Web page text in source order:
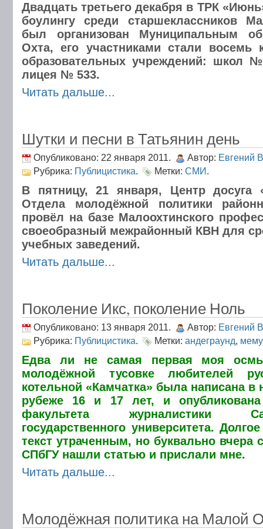
Двадцать третьего декабря в ТРК
боулингу среди старшеклассников
был организован Муниципальным
Охта, его участниками стали восемь
образовательных учреждений:
лицея № 533.
Читать дальше...
Шутки и песни в Татьянин день
Опубликовано: 22 января 2011. Автор: Евгений
Рубрика: Публицистика. Метки: СМИ.
В пятницу, 21 января, Центр досуга
Отдела молодёжной политики
провёл на базе Малоохтинского
своеобразный межрайонный КВН для
учебных заведений.
Читать дальше...
Поколение Икс, поколение Ноль
Опубликовано: 13 января 2011. Автор: Евгений
Рубрика: Публицистика. Метки: андеграунд,
Едва ли не самая первая моя
молодёжной тусовке любителей
котельной «Камчатка» была написана в
рубеже 16 и 17 лет, и
факультета журналистики
государственного университета.
текст утраченным, но буквально вчера
СПбГУ нашли статью и прислали мне.
Читать дальше...
Молодёжная политика на Малой